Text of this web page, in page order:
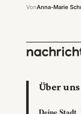
VonAnna-Marie
Über uns
Deine Stadt,